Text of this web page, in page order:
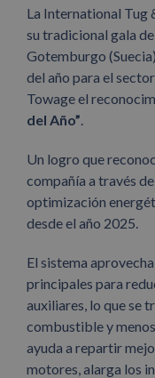
La International Tug
su tradicional gala
Gotemburgo
del año para el
Towage el
del Año”.
Un logro que
compañía a través
optimización
desde el año 2025.
El sistema
principales para
auxiliares, lo que se
combustible y
ayuda a repartir
motores, alarga los